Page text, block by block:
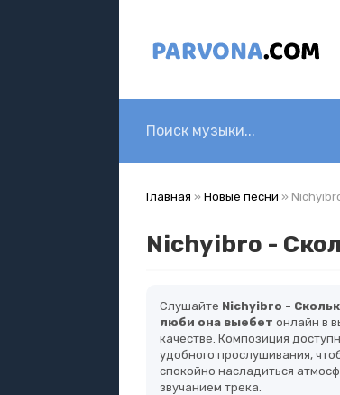
Главная » Новые песни »
Nichyibro -
Слушайте Nichyibro -
люби она выебет онлайн в
качестве. Композиция
удобного прослушивания,
спокойно насладиться
звучанием трека.